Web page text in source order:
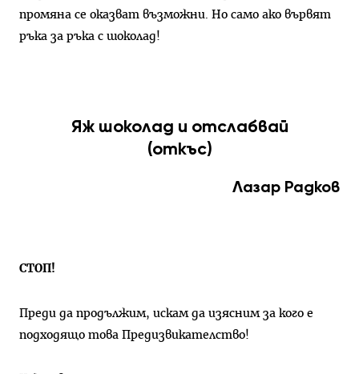
промяна се оказват възможни. Но само ако вървят
ръка за ръка с шоколад!
Яж шоколад и отслабвай
(откъс)
Лазар Радков
СТОП!
Преди да продължим, искам да изясним за кого е
подходящо това Предизвикателство!